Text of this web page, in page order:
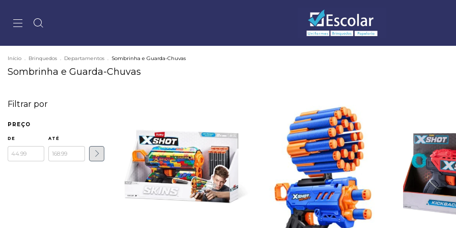
Início . Brinquedos . Departamentos . Sombrinha e Guarda-Chuvas
Sombrinha e Guarda-Chuvas
Filtrar por
PREÇO
DE ATÉ